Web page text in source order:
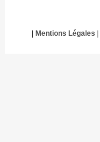
Mentions Légales